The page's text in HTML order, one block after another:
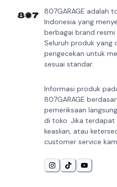
807GARAGE adalah
Indonesia yang
berbagai brand
Seluruh produk yang
pengecekan untuk
sesuai standar.
Informasi produk
807GARAGE
pemeriksaan
di toko. Jika terdapat
keaslian, atau
customer service